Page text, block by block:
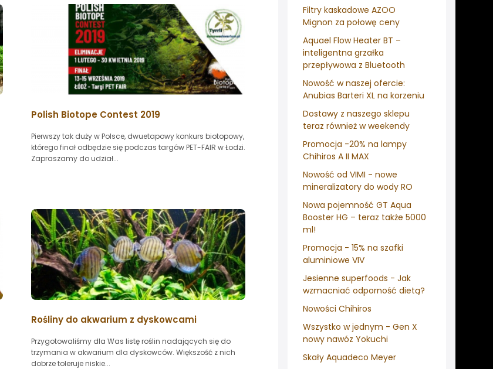
Filtry kaskadowe AZOO
Mignon za połowę ceny
Aquael Flow Heater BT –
inteligentna grzałka
przepływowa z Bluetooth
Nowość w naszej ofercie:
Anubias Barteri XL na korzeniu
Dostawy z naszego sklepu
teraz również w weekendy
Promocja -20% na lampy
Chihiros A II MAX
Nowość od VIMI - nowe
mineralizatory do wody RO
Nowa pojemność GT Aqua
Booster HG – teraz także 5000
ml!
Promocja - 15% na szafki
aluminiowe VIV
Jesienne superfoods - Jak
wzmacniać odporność dietą?
Nowości Chihiros
Wszystko w jednym - Gen X
nowy nawóz Yokuchi
Skały Aquadeco Meyer
Polish Biotope Contest 2019
Pierwszy tak duży w Polsce, dwuetapowy konkurs biotopowy,
którego finał odbędzie się podczas targów PET-FAIR w Łodzi.
Zapraszamy do udział...
Rośliny do akwarium z dyskowcami
Przygotowaliśmy dla Was listę roślin nadających się do
trzymania w akwarium dla dyskowców. Większość z nich
dobrze toleruje niskie...